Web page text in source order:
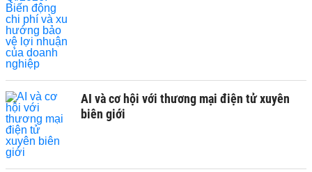
AI và cơ hội với thương mại điện tử xuyên
biên giới